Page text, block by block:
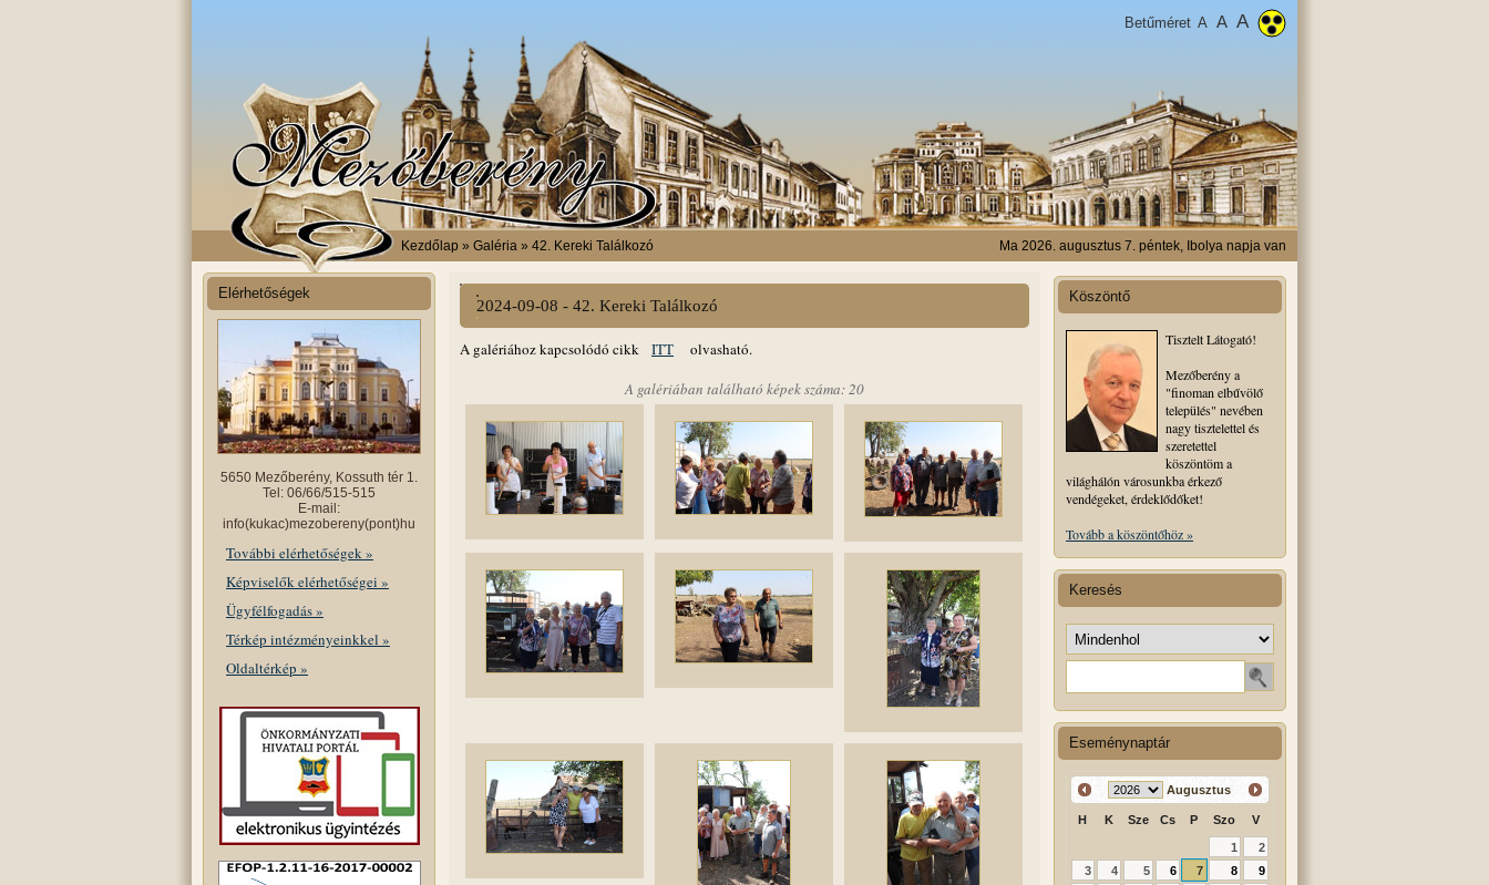
Betűméret A A A
Kezdőlap » Galéria » 42. Kereki Találkozó Ma 2026. augusztus 7. péntek, Ibolya napja van
Elérhetőségek
5650 Mezőberény, Kossuth tér 1.
Tel: 06/66/515-515
E-mail:
info(kukac)mezobereny(pont)hu
További elérhetőségek »
Képviselők elérhetőségei »
Ügyfélfogadás »
Térkép intézményeinkkel »
Oldaltérkép »
2024-09-08 - 42. Kereki Találkozó
A galériához kapcsolódó cikk ITT olvasható.
A galériában található képek száma: 20
Köszöntő
Tisztelt Látogató!
Mezőberény a
"finoman elbűvölő
település" nevében
nagy tisztelettel és
szeretettel
köszöntöm a
világhálón városunkba érkező
vendégeket, érdeklődőket!
Tovább a köszöntőhöz »
Keresés
Keresés helye
Eseménynaptár
Augusztus
H K Sze Cs P Szo V
1
2
3
4 5 6 7 8
9